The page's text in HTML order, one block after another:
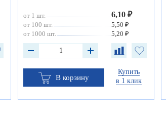
от 1 шт. 6,10 ₽
от 100 шт.
5,50 ₽
от 1000 шт.
5,20 ₽
В корзину
Купить
в 1 клик